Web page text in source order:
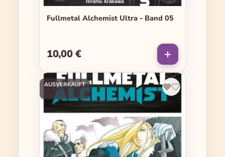
Fullmetal Alchemist Ultra - Band 05
Regulärer Preis:
10,00 €
AUSVERKAUFT